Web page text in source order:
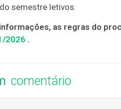
semestre letivos.
as regras do
2026.
comentário